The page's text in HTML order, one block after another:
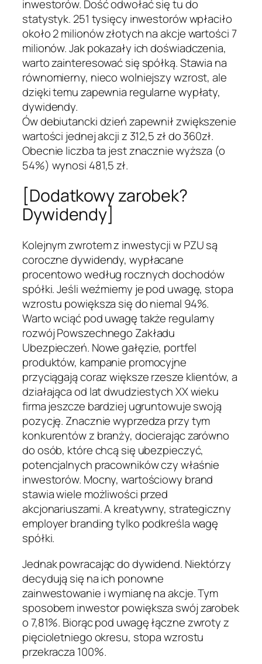
inwestorów. Dość odwołać się tu do
statystyk. 251 tysięcy inwestorów wpłaciło
około 2 milionów złotych na akcje wartości 7
milionów. Jak pokazały ich doświadczenia,
warto zainteresować się spółką. Stawia na
równomierny, nieco wolniejszy wzrost, ale
dzięki temu zapewnia regularne wypłaty,
dywidendy.
Ów debiutancki dzień zapewnił zwiększenie
wartości jednej akcji z 312,5 zł do 360zł.
Obecnie liczba ta jest znacznie wyższa (o
54%) wynosi 481,5 zł.
[Dodatkowy zarobek?
Dywidendy]
Kolejnym zwrotem z inwestycji w PZU są
coroczne dywidendy, wypłacane
procentowo według rocznych dochodów
spółki. Jeśli weźmiemy je pod uwagę, stopa
wzrostu powiększa się do niemal 94%.
Warto wciąć pod uwagę także regularny
rozwój Powszechnego Zakładu
Ubezpieczeń. Nowe gałęzie, portfel
produktów, kampanie promocyjne
przyciągają coraz większe rzesze klientów, a
działająca od lat dwudziestych XX wieku
firma jeszcze bardziej ugruntowuje swoją
pozycję. Znacznie wyprzedza przy tym
konkurentów z branży, docierając zarówno
do osób, które chcą się ubezpieczyć,
potencjalnych pracowników czy właśnie
inwestorów. Mocny, wartościowy brand
stawia wiele możliwości przed
akcjonariuszami. A kreatywny, strategiczny
employer branding tylko podkreśla wagę
spółki.
Jednak powracając do dywidend. Niektórzy
decydują się na ich ponowne
zainwestowanie i wymianę na akcje. Tym
sposobem inwestor powiększa swój zarobek
o 7,81%. Biorąc pod uwagę łączne zwroty z
pięcioletniego okresu, stopa wzrostu
przekracza 100%.